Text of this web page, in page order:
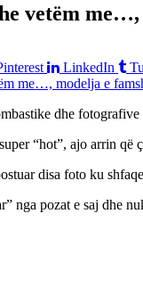
vetëm
LinkedIn
dhe
“hot”, ajo arrin që
disa foto ku
nga pozat e saj dhe